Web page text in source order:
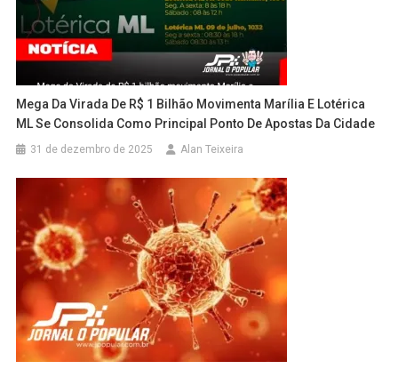
Mega Da Virada De R$ 1 Bilhão Movimenta Marília E Lotérica
ML Se Consolida Como Principal Ponto De Apostas Da Cidade
31 de dezembro de 2025 Alan Teixeira